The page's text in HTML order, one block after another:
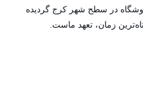
در سطح شهر کرج گردیده
زمان، تعهد ماست.